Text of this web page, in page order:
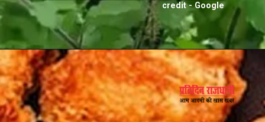
credit - Google